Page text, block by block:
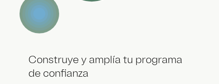
Construye y amplía tu programa
de confianza